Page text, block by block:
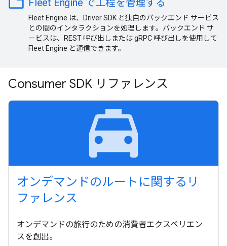
Fleet Engine で工程を管理する
Fleet Engine は、Driver SDK と独自のバックエンド サービス
との間のインタラクションを処理します。バックエンド サ
ービスは、REST 呼び出しまたは gRPC 呼び出しを使用して
Fleet Engine と通信できます。
Consumer SDK リファレンス
local_taxi
オンデマンドのルートに関するリ
ファレンス
オンデマンドの旅行のための消費者エクスペリエン
スを創出。